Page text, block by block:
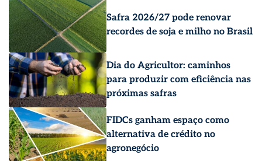
Safra 2026/27 pode renovar
recordes de soja e milho no Brasil
Dia do Agricultor: caminhos
para produzir com eficiência nas
próximas safras
FIDCs ganham espaço como
alternativa de crédito no
agronegócio